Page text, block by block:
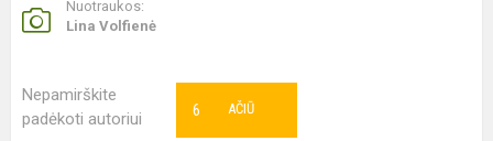
Nuotraukos:
Lina Volfienė
Nepamirškite
padėkoti autoriui
AČIŪ
6